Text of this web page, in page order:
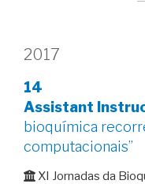
2017
14
Assistant
bioquímica
computacionais”
XI Jornadas da